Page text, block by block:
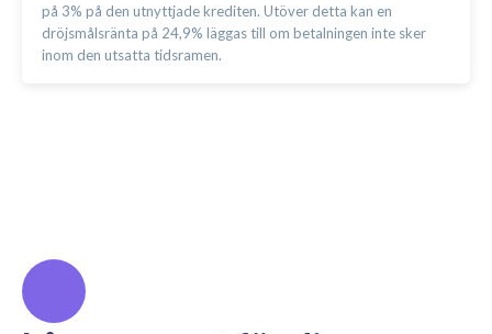
på 3% på den utnyttjade krediten. Utöver detta kan en
dröjsmålsränta på 24,9% läggas till om betalningen inte sker
inom den utsatta tidsramen.